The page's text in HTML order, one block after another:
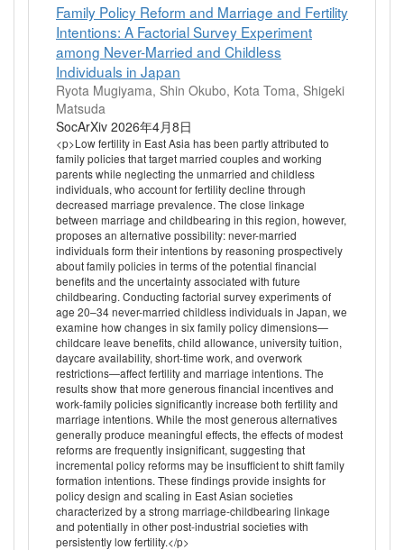
Family Policy Reform and Marriage and Fertility
Intentions: A Factorial Survey Experiment
among Never-Married and Childless
Individuals in Japan
Ryota Mugiyama, Shin Okubo, Kota Toma, Shigeki
Matsuda
SocArXiv 2026年4月8日
<p>Low fertility in East Asia has been partly attributed to
family policies that target married couples and working
parents while neglecting the unmarried and childless
individuals, who account for fertility decline through
decreased marriage prevalence. The close linkage
between marriage and childbearing in this region, however,
proposes an alternative possibility: never-married
individuals form their intentions by reasoning prospectively
about family policies in terms of the potential financial
benefits and the uncertainty associated with future
childbearing. Conducting factorial survey experiments of
age 20–34 never-married childless individuals in Japan, we
examine how changes in six family policy dimensions—
childcare leave benefits, child allowance, university tuition,
daycare availability, short-time work, and overwork
restrictions—affect fertility and marriage intentions. The
results show that more generous financial incentives and
work-family policies significantly increase both fertility and
marriage intentions. While the most generous alternatives
generally produce meaningful effects, the effects of modest
reforms are frequently insignificant, suggesting that
incremental policy reforms may be insufficient to shift family
formation intentions. These findings provide insights for
policy design and scaling in East Asian societies
characterized by a strong marriage-childbearing linkage
and potentially in other post-industrial societies with
persistently low fertility.</p>